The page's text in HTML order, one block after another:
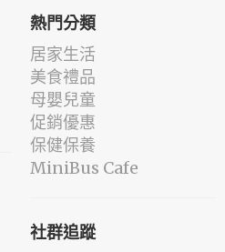
熱門分類
居家生活
美食禮品
母嬰兒童
促銷優惠
保健保養
MiniBus Cafe
社群追蹤